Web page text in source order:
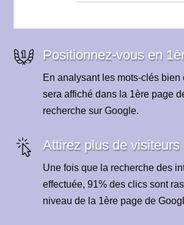
Positionnez-vous en
En analysant les mots-clés bien
sera affiché dans la 1ère page
recherche sur Google.
Attirez plus de visiteurs
Une fois que la recherche des
effectuée, 91% des clics sont
niveau de la 1ère page de